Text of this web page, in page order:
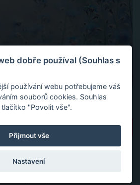
A ČLÁNKY
dobře používal (Souhlas s
používání webu potřebujeme váš
souborů cookies. Souhlas
"Povolit vše".
Přijmout vše
Nastavení